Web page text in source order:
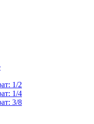
1/2
1/4
3/8